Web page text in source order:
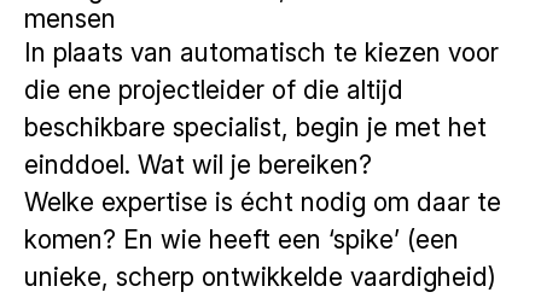
mensen
In plaats van automatisch te kiezen voor
die ene projectleider of die altijd
beschikbare specialist, begin je met het
einddoel. Wat wil je bereiken?
Welke expertise is écht nodig om daar te
komen? En wie heeft een ‘spike’ (een
unieke, scherp ontwikkelde vaardigheid)